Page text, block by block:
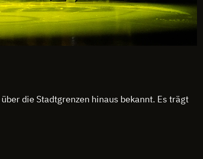
die Stadtgrenzen hinaus bekannt. Es trägt